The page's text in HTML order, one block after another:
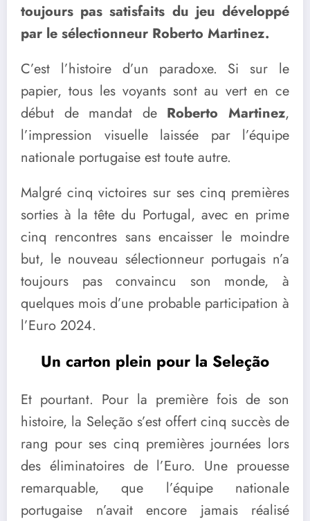
toujours pas satisfaits du jeu développé
par le sélectionneur Roberto Martinez.
C’est l’histoire d’un paradoxe. Si sur le
papier, tous les voyants sont au vert en ce
début de mandat de Roberto Martinez,
l’impression visuelle laissée par l’équipe
nationale portugaise est toute autre.
Malgré cinq victoires sur ses cinq premières
sorties à la tête du Portugal, avec en prime
cinq rencontres sans encaisser le moindre
but, le nouveau sélectionneur portugais n’a
toujours pas convaincu son monde, à
quelques mois d’une probable participation à
l’Euro 2024.
Un carton plein pour la Seleção
Et pourtant. Pour la première fois de son
histoire, la Seleção s’est offert cinq succès de
rang pour ses cinq premières journées lors
des éliminatoires de l’Euro. Une prouesse
remarquable, que l’équipe nationale
portugaise n’avait encore jamais réalisé